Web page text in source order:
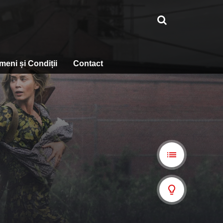
și Condiții Contact